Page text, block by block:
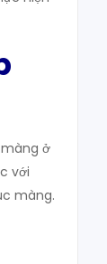
ở
với
màng.